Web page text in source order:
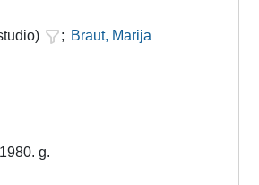
; Braut, Marija
g.